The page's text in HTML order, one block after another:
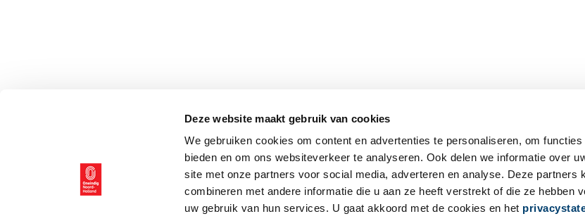
Deze website maakt gebruik van cookies
We gebruiken cookies om content en advertenties te personaliseren, om
bieden en om ons websiteverkeer te analyseren. Ook delen we informatie over
site met onze partners voor social media, adverteren en analyse. Deze partners
combineren met andere informatie die u aan ze heeft verstrekt of die ze hebben
uw gebruik van hun services. U gaat akkoord met de cookies en het